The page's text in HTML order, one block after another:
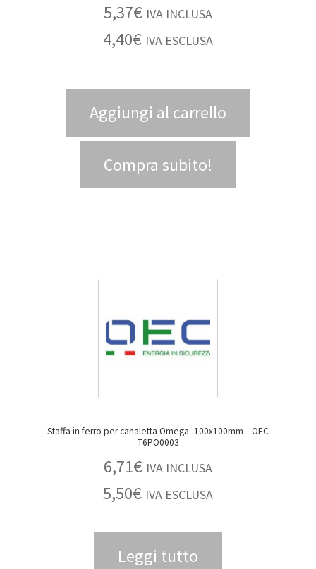
5,37€ IVA INCLUSA
4,40€ IVA ESCLUSA
Aggiungi al carrello
Compra subito!
Staffa in ferro per canaletta Omega -100x100mm – OEC
T6PO0003
6,71€ IVA INCLUSA
5,50€ IVA ESCLUSA
Leggi tutto